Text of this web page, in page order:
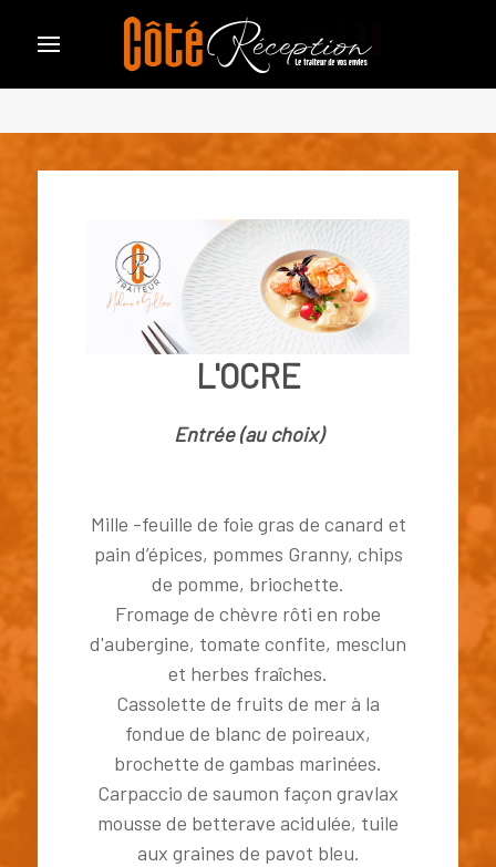
L'OCRE
Entrée (au choix)
Mille -feuille de foie gras de canard et
pain d’épices, pommes Granny, chips
de pomme, briochette.
Fromage de chèvre rôti en robe
d'aubergine, tomate confite, mesclun
et herbes fraîches.
Cassolette de fruits de mer à la
fondue de blanc de poireaux,
brochette de gambas marinées.
Carpaccio de saumon façon gravlax
mousse de betterave acidulée, tuile
aux graines de pavot bleu.